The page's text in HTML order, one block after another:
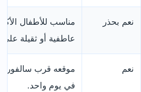
نعم بحذر
مناسب للأطفال
عاطفية أو ثقيلة على
نعم
موقعه قرب سالفورد
في يوم واحد.